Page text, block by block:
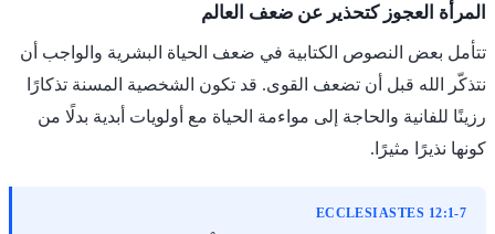
المرأة العجوز كتحذير عن ضعف العالم
تتأمل بعض النصوص الكتابية في ضعف الحياة البشرية والواجب أن
نتذكّر الله قبل أن تضعف القوى. قد تكون الشخصية المسنة تذكارًا
رزينًا للفانية والحاجة إلى مواءمة الحياة مع أولويات أبدية بدلًا من
كونها نذيرًا مثيرًا.
ECCLESIASTES 12:1-7